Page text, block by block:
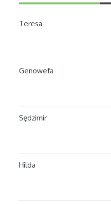
Teresa
Genowefa
Sędzimir
Hilda